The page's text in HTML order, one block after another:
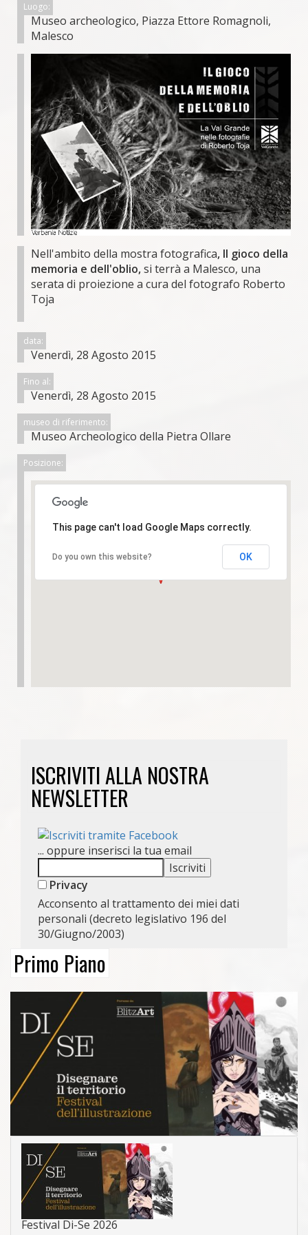
Luogo:
Museo archeologico, Piazza Ettore Romagnoli,
Malesco
Nell'ambito della mostra fotografica, Il gioco della
memoria e dell'oblio,si terrà a Malesco, una
serata di proiezione a cura del fotografo Roberto
Toja
data:
Venerdì, 28 Agosto 2015
Fino al:
Venerdì, 28 Agosto 2015
museo di riferimento:
Museo Archeologico della Pietra Ollare
Posizione:
This page can't load Google Maps correctly.
Do you own this website? OK
ISCRIVITI ALLA NOSTRA
NEWSLETTER
... oppure inserisci la tua email
Privacy
Acconsento al trattamento dei miei dati
personali (decreto legislativo 196 del
30/Giugno/2003)
Primo Piano
Festival Di-Se 2026